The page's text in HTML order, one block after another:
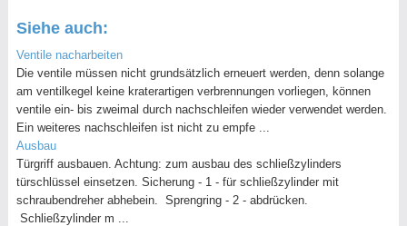
Siehe auch:
Ventile nacharbeiten
Die ventile müssen nicht grundsätzlich erneuert werden, denn solange
am ventilkegel keine kraterartigen verbrennungen vorliegen, können
ventile ein- bis zweimal durch nachschleifen wieder verwendet werden.
Ein weiteres nachschleifen ist nicht zu empfe ...
Ausbau
Türgriff ausbauen. Achtung: zum ausbau des schließzylinders
türschlüssel einsetzen. Sicherung - 1 - für schließzylinder mit
schraubendreher abhebein. Sprengring - 2 - abdrücken.
Schließzylinder m ...